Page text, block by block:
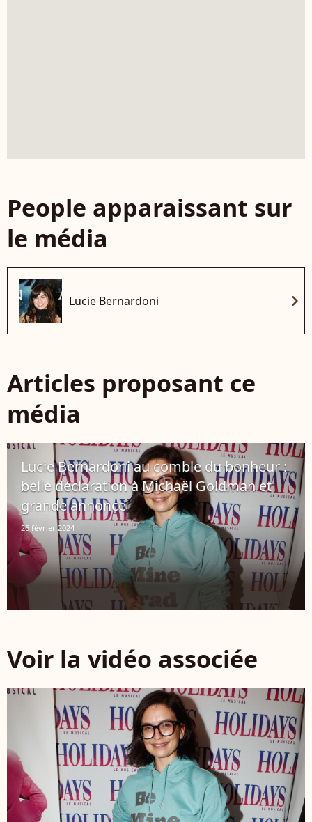
People apparaissant sur
le média
Lucie Bernardoni chevron_right
Articles proposant ce
média
Lucie Bernardoni au comble du bonheur :
belle déclaration à Michaël Goldman et
grande annonce
26 février 2024
Voir la vidéo associée